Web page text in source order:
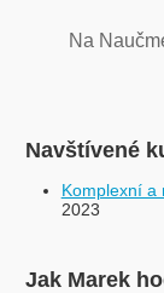
Na
Navštívené
Komplexní a
2023
Jak Marek